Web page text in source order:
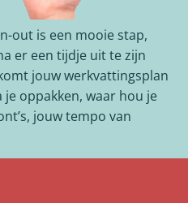
out is een mooie stap,
er een tijdje uit te zijn
jouw werkvattingsplan
je oppakken, waar hou je
jouw tempo van